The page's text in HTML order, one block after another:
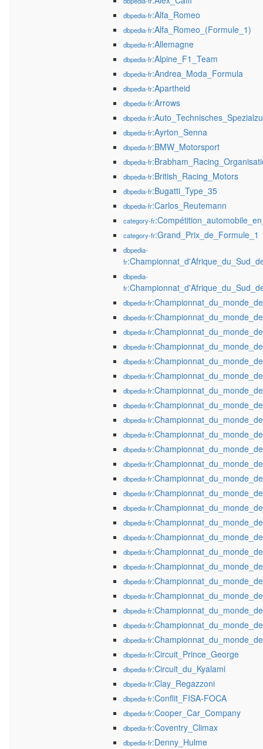
dbpedia-fr:Alfa_Romeo
dbpedia-fr:Alfa_Romeo_(Formule_1)
dbpedia-fr:Allemagne
dbpedia-fr:Alpine_F1_Team
dbpedia-fr:Andrea_Moda_Formula
dbpedia-fr:Apartheid
dbpedia-fr:Arrows
dbpedia-fr
dbpedia-fr:Ayrton_Senna
dbpedia-fr:BMW_Motorsport
dbpedia-fr
dbpedia-fr:British_Racing_Motors
dbpedia-fr:Bugatti_Type_35
dbpedia-fr:Carlos_Reutemann
category-fr
category-fr:Grand_Prix_de_Formule_1
dbpedia-
fr
dbpedia-
fr
dbpedia-fr
dbpedia-fr
dbpedia-fr
dbpedia-fr
dbpedia-fr
dbpedia-fr
dbpedia-fr
dbpedia-fr
dbpedia-fr
dbpedia-fr
dbpedia-fr
dbpedia-fr
dbpedia-fr
dbpedia-fr
dbpedia-fr
dbpedia-fr
dbpedia-fr
dbpedia-fr
dbpedia-fr
dbpedia-fr
dbpedia-fr
dbpedia-fr
dbpedia-fr
dbpedia-fr
dbpedia-fr:Circuit_Prince_George
dbpedia-fr:Circuit_du_Kyalami
dbpedia-fr:Clay_Regazzoni
dbpedia-fr:Conflit_FISA-FOCA
dbpedia-fr:Cooper_Car_Company
dbpedia-fr:Coventry_Climax
dbpedia-fr:Denny_Hulme